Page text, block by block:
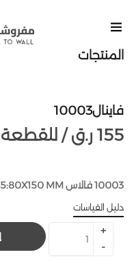
المنتجات
فاينال10003
للقطعة / 155 ر.ق
10003 فالاس ø45:80X150 MM
دليل القياسات